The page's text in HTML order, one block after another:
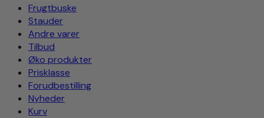
Frugtbuske
Stauder
Andre varer
Tilbud
Øko produkter
Prisklasse
Forudbestilling
Nyheder
Kurv